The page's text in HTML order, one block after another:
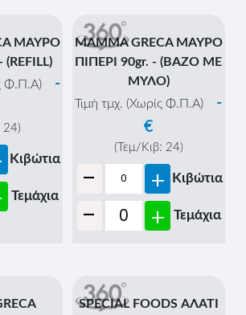
ΜΑΥΡΟ
(REFILL)
Φ.Π.Α)
-
24)
Κιβώτια
Τεμάχια
MAMMA GRECA ΜΑΥΡΟ
ΠΙΠΕΡΙ 90gr. - (ΒΑΖΟ ΜΕ
ΜΥΛΟ)
Τιμή τμχ. (Χωρίς Φ.Π.Α)
-
€
(Τεμ/Κιβ: 24)
- + Κιβώτια
- + Τεμάχια
SPECIAL FOODS ΑΛΑΤΙ